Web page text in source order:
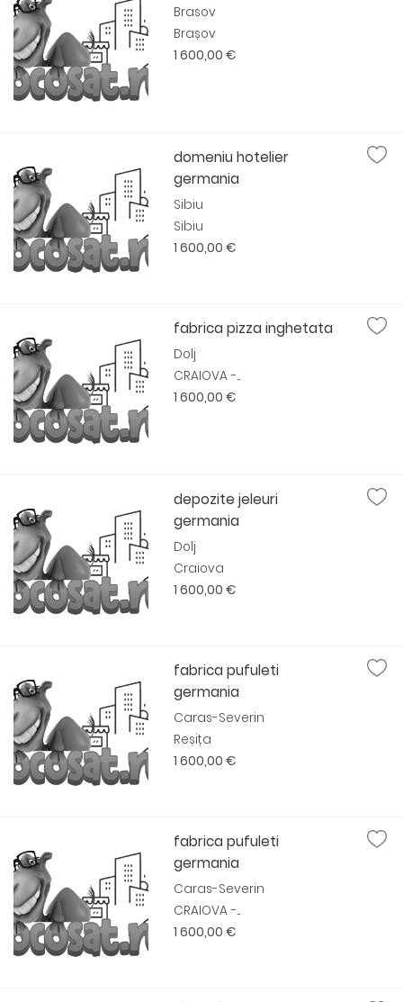
Brasov
Brașov
1 600,00 €
domeniu hotelier
germania
Sibiu
Sibiu
1 600,00 €
fabrica pizza inghetata
Dolj
CRAIOVA -...
1 600,00 €
depozite jeleuri
germania
Dolj
Craiova
1 600,00 €
fabrica pufuleti
germania
Caras-Severin
Reșița
1 600,00 €
fabrica pufuleti
germania
Caras-Severin
CRAIOVA -...
1 600,00 €